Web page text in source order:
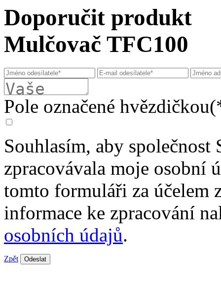
Doporučit produkt
Mulčovač TFC100
Pole označené
Souhlasím, aby společnost
zpracovávala moje osobní
tomto formuláři za účelem
informace ke zpracování
osobních údajů.
Zpět Odeslat